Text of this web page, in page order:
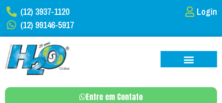
(12) 3937-1120
(12) 99146-5917
Login
Entre em Contato